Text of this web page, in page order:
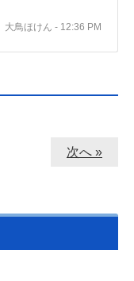
大鳥ほけん - 12:36 PM
次へ »